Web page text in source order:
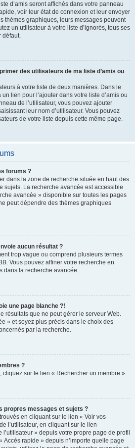
d’amis seront affichés dans votre panneau
voir leur état de connexion et leur envoyer
thèmes graphiques, leurs messages peuvent
un utilisateur à votre liste d’ignorés, tous ses
défaut.
des utilisateurs de ma liste d’amis ou
à votre liste de deux manières. Dans le
lien pour l’ajouter dans votre liste d’amis ou
de l’utilisateur, vous pouvez ajouter
leur nom d’utilisateur. Vous pouvez
de votre liste depuis cette même page.
forums ?
dans la zone de recherche située en haut des
sujets. La recherche avancée est accessible
avancée » disponible sur toutes les pages
peut dépendre des thèmes graphiques
aucun résultat ?
trop vague ou comprend plusieurs termes
Vous pouvez affiner votre recherche en
dans la recherche avancée.
une page blanche ?!
résultats que ne peut gérer le serveur Web.
» et soyez plus précis dans le choix des
par la recherche.
?
cliquez sur le lien « Rechercher un membre ».
propres messages et sujets ?
en cliquant sur le lien « Voir vos
l’utilisateur, en cliquant sur le lien
» depuis votre propre page de profil
Accès rapide » depuis n’importe quelle page